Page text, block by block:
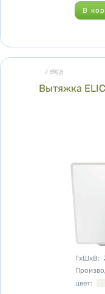
Вытяжка
ГхШхВ:
цвет: